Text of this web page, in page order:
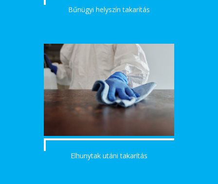
Bűnügyi helyszín takarítás
Elhunytak utáni takarítás